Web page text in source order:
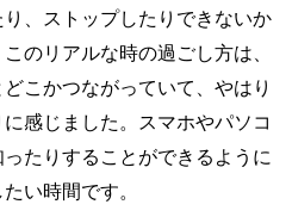
、ストップしたりできないか
のリアルな時の過ごし方は、
こかつながっていて、やはり
感じました。スマホやパソコ
たりすることができるように
い時間です。